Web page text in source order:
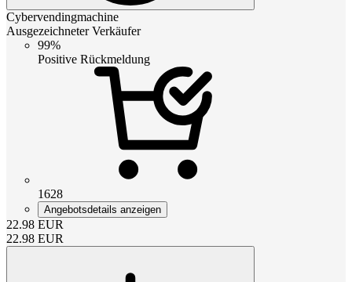
Cybervendingmachine
Ausgezeichneter Verkäufer
99%
Positive Rückmeldung
1628
Angebotsdetails anzeigen
22.98 EUR
22.98 EUR